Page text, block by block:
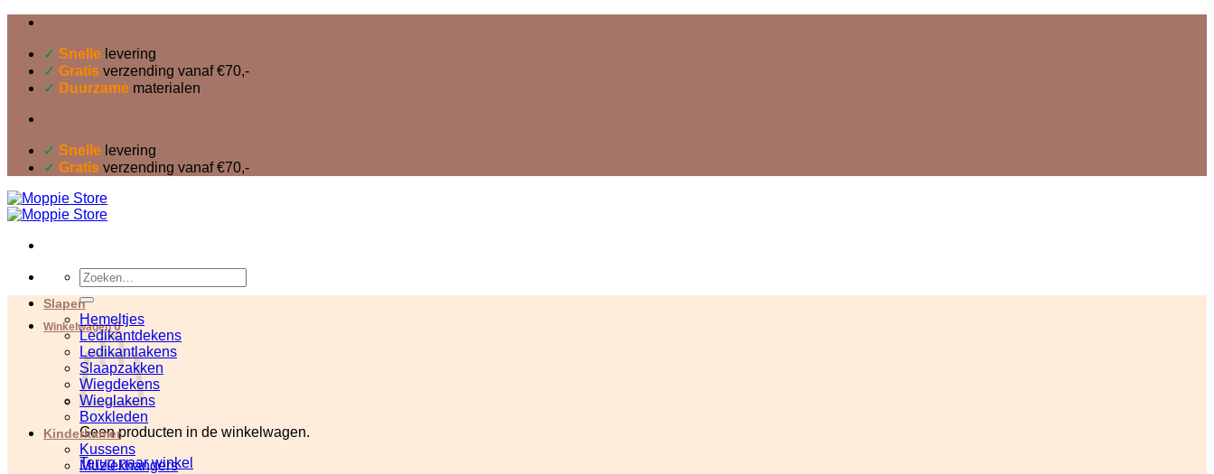
inhoud✓ Snelle levering
✓ Gratis verzending vanaf €70,-
✓ Duurzame materialen
✓ Snelle levering
✓ Gratis verzending vanaf €70,-
Zoeken
naar:
Winkelwagen0
Geen producten in de winkelwagen.
Terug naar winkel
Slapen
Hemeltjes
Ledikantdekens
Ledikantlakens
Slaapzakken
Wiegdekens
Wieglakens
Boxkleden
Kinderkamer
Kussens
Muziekhangers